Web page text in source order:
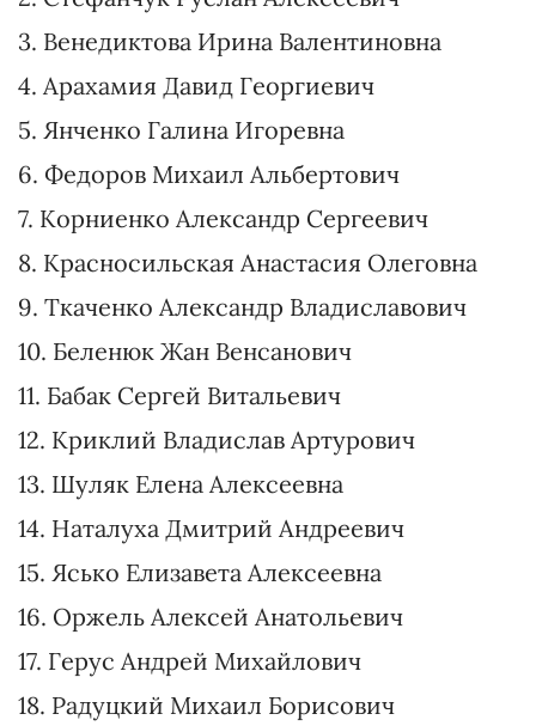
Таким образом список "Слуги народа"
сейчас выглядит так:
1. Разумков Дмитрий Александрович
2. Стефанчук Руслан Алексеевич
3. Венедиктова Ирина Валентиновна
4. Арахамия Давид Георгиевич
5. Янченко Галина Игоревна
6. Федоров Михаил Альбертович